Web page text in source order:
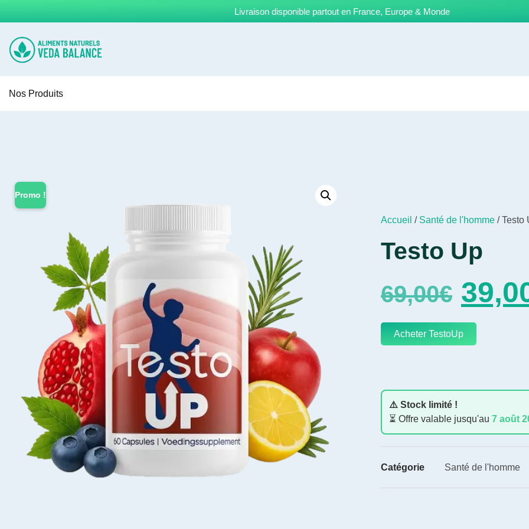
Livraison disponible partout en France, Europe & Monde
Nos Produits
Promo !
Accueil / Santé de l'homme / Testo
Testo Up
69,00€
Acheter TestoUp
⚠️ Stock limité !
⏳ Offre valable jusqu'au 7 août
Catégorie Santé de l'homme